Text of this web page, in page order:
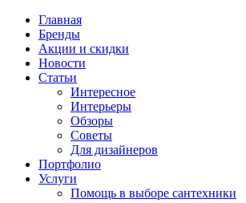
Главная
Бренды
Акции и скидки
Новости
Статьи
Интересное
Интерьеры
Обзоры
Советы
Для дизайнеров
Портфолио
Услуги
Помощь в выборе сантехники